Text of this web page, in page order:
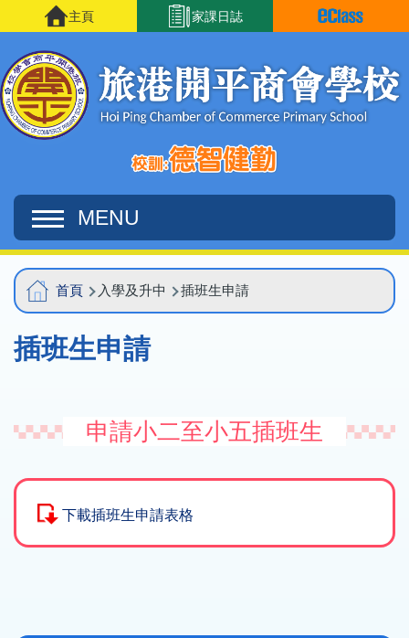
移至主內容 家課日誌
主頁
MENU
Main
navigation
導
航
連
首頁 入學及升中 插班生申請
插班生申請
申請小二至小五插班生
下載插班生申請表格